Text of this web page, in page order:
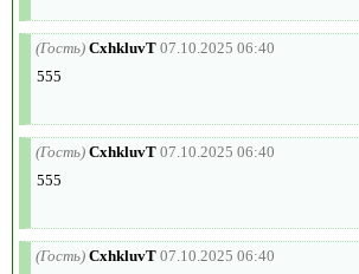
(Гость) CxhkluvT 07.10.2025 06:40
555
(Гость) CxhkluvT 07.10.2025 06:40
555
(Гость) CxhkluvT 07.10.2025 06:40